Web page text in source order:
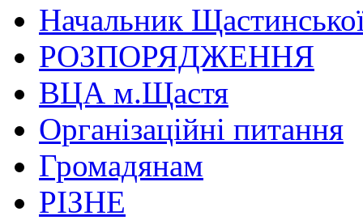
Начальник
РОЗПОРЯДЖЕННЯ
ВЦА м.Щастя
Організаційні питання
Громадянам
РІЗНЕ